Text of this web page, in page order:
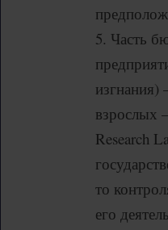
5. Часть
изгнания)
взрослых
Research
то
его